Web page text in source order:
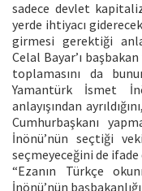
sadece devlet
yerde ihtiyacı
girmesi gerektiği
Celal Bayar’ı
toplamasını da
Yamantürk İsmet
anlayışından
Cumhurbaşkanı
İnönü’nün seçtiği
seçmeyeceğini de
“Ezanın Türkçe
İnönü’nün